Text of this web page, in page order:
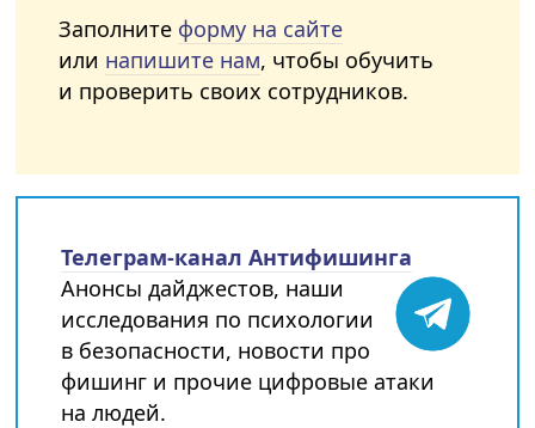
Заполните форму на сайте
или напишите нам, чтобы обучить
и проверить своих сотрудников.
Телеграм-канал Антифишинга
Анонсы дайджестов, наши
исследования по психологии
в безопасности, новости про
фишинг и прочие цифровые атаки
на людей.